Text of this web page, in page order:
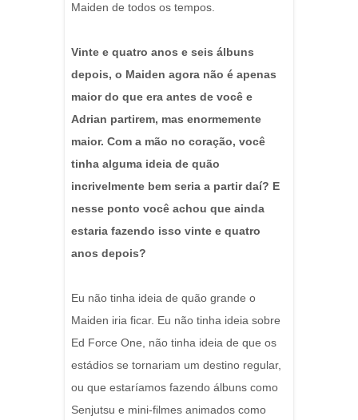
Maiden de todos os tempos.
Vinte e quatro anos e seis álbuns
depois, o Maiden agora não é apenas
maior do que era antes de você e
Adrian partirem, mas enormemente
maior. Com a mão no coração, você
tinha alguma ideia de quão
incrivelmente bem seria a partir daí? E
nesse ponto você achou que ainda
estaria fazendo isso vinte e quatro
anos depois?
Eu não tinha ideia de quão grande o
Maiden iria ficar. Eu não tinha ideia sobre
Ed Force One, não tinha ideia de que os
estádios se tornariam um destino regular,
ou que estaríamos fazendo álbuns como
Senjutsu e mini-filmes animados como